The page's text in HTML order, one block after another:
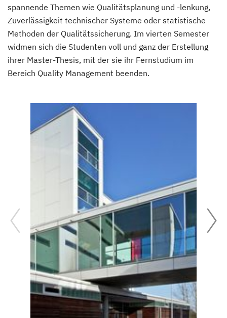
spannende Themen wie Qualitätsplanung und -lenkung,
Zuverlässigkeit technischer Systeme oder statistische
Methoden der Qualitätssicherung. Im vierten Semester
widmen sich die Studenten voll und ganz der Erstellung
ihrer Master-Thesis, mit der sie ihr Fernstudium im
Bereich Quality Management beenden.